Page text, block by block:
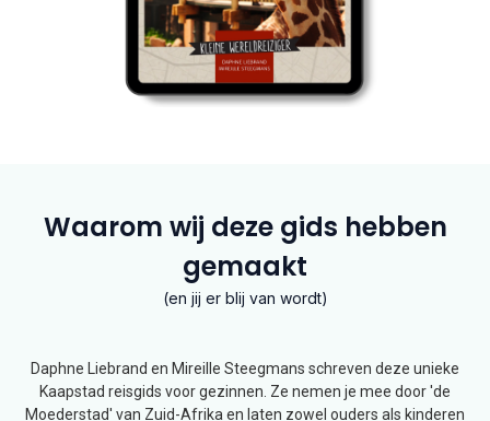
Waarom wij deze gids hebben
gemaakt
(en jij er blij van wordt)
Daphne Liebrand en Mireille Steegmans schreven deze unieke
Kaapstad reisgids voor gezinnen. Ze nemen je mee door 'de
Moederstad' van Zuid-Afrika en laten zowel ouders als kinderen